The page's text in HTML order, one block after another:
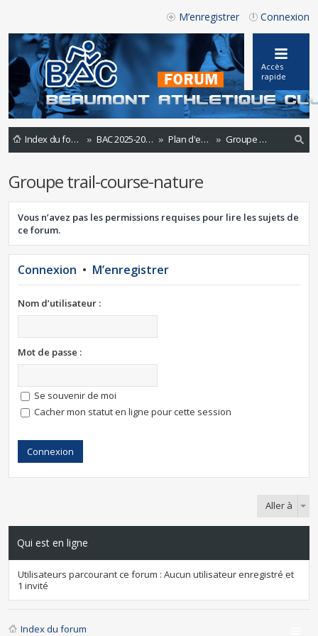
Connexion
M’enregistrer
Accès
rapide
Index du forum BAC 2025-2026 Plan d'entrainements 2020 -2021
Groupe trail-course-nature
rc
he
Groupe trail-course-nature
Vous n’avez pas les permissions requises pour lire les sujets de
ce forum.
Connexion • M’enregistrer
Nom d’utilisateur :
Mot de passe :
Se souvenir de moi
Cacher mon statut en ligne pour cette session
Aller à
Qui est en ligne
Utilisateurs parcourant ce forum : Aucun utilisateur enregistré et
1 invité
Index du forum